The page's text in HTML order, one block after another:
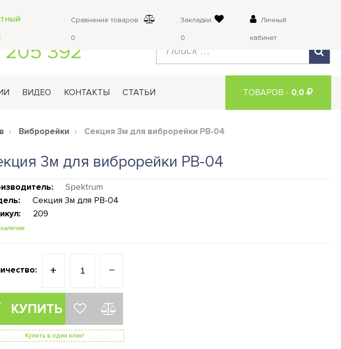
Сравнение товаров :
0
Закладки:
0
Личный
кабинет
205 392
ВИДЕО КОНТАКТЫ СТАТЬИ ТОВАРОВ - 0,0
Виброрейки Секция 3м для виброрейки РВ-04
3м для виброрейки РВ-04
Spektrum
Секция 3м для РВ-04
209
+ −
КУПИТЬ
Купить в один клик!